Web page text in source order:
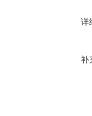
详
补